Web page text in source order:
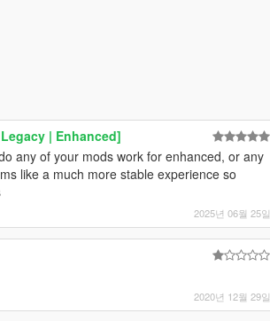
| Enhanced]
any of your mods work for enhanced, or any
like a much more stable experience so
2025년 06월 25일
2020년 12월 29일